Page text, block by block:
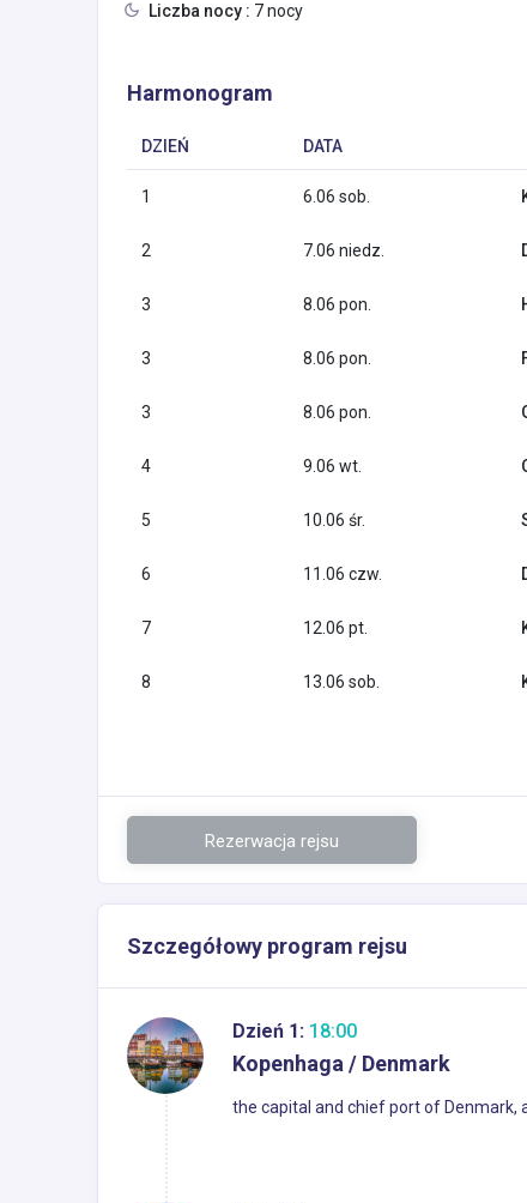
Liczba nocy : 7 nocy
Harmonogram
DZIEŃ DATA
1 6.06 sob.
2 7.06 niedz.
3 8.06 pon.
3 8.06 pon.
3 8.06 pon.
4 9.06 wt.
5 10.06 śr.
6 11.06 czw.
7 12.06 pt.
8 13.06 sob.
Rezerwacja rejsu
Szczegółowy program rejsu
Dzień 1: 18:00
Kopenhaga / Denmark
the capital and chief port of Denmark,